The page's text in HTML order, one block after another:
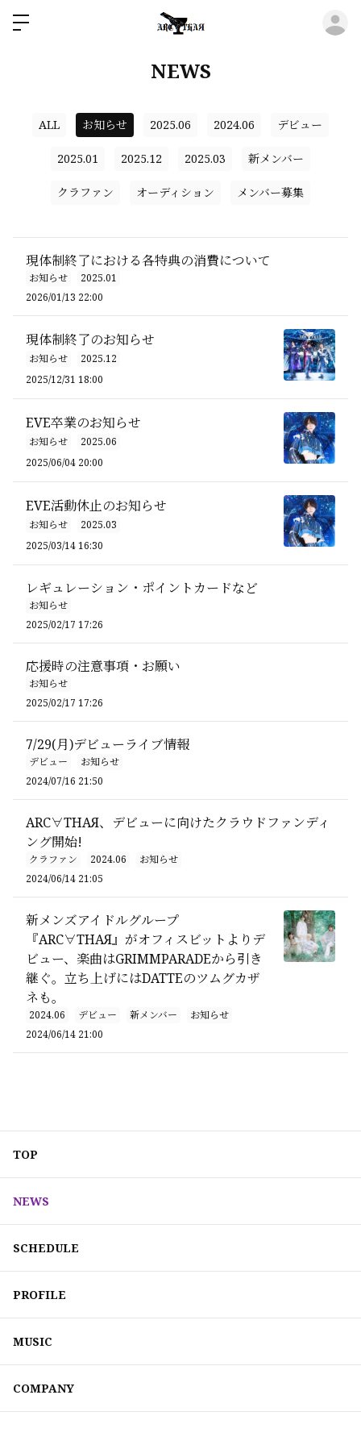
NEWS
ALL お知らせ 2025.06 2024.06 デビュー
2025.01 2025.12 2025.03 新メンバー
クラファン オーディション メンバー募集
現体制終了における各特典の消費について
お知らせ
2025.01
2026/01/13 22:00
現体制終了のお知らせ
お知らせ
2025.12
2025/12/31 18:00
EVE卒業のお知らせ
お知らせ
2025.06
2025/06/04 20:00
EVE活動休止のお知らせ
お知らせ
2025.03
2025/03/14 16:30
レギュレーション・ポイントカードなど
お知らせ
2025/02/17 17:26
応援時の注意事項・お願い
お知らせ
2025/02/17 17:26
7/29(月)デビューライブ情報
デビュー
お知らせ
2024/07/16 21:50
ARC∀THAЯ、デビューに向けたクラウドファンディ
ング開始!
クラファン 2024.06
お知らせ
2024/06/14 21:05
新メンズアイドルグループ
『ARC∀THAЯ』がオフィスビットよりデ
ビュー、楽曲はGRIMMPARADEから引き
継ぐ。立ち上げにはDATTEのツムグカザ
ネも。
2024.06 デビュー 新メンバー
お知らせ
2024/06/14 21:00
TOP
NEWS
SCHEDULE
PROFILE
MUSIC
COMPANY